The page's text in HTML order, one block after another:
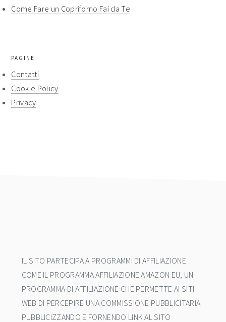
Come Fare un Copriforno Fai da Te
PAGINE
Contatti
Cookie Policy
Privacy
IL SITO PARTECIPA A PROGRAMMI DI AFFILIAZIONE
COME IL PROGRAMMA AFFILIAZIONE AMAZON EU, UN
PROGRAMMA DI AFFILIAZIONE CHE PERMETTE AI SITI
WEB DI PERCEPIRE UNA COMMISSIONE PUBBLICITARIA
PUBBLICIZZANDO E FORNENDO LINK AL SITO